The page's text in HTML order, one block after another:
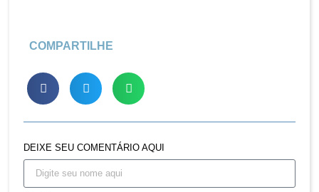
COMPARTILHE
DEIXE SEU COMENTÁRIO AQUI